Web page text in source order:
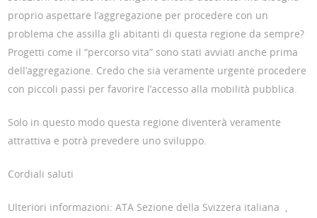
proprio aspettare l’aggregazione per procedere con un
problema che assilla gli abitanti di questa regione da sempre?
Progetti come il “percorso vita” sono stati avviati anche prima
dell’aggregazione. Credo che sia veramente urgente procedere
con piccoli passi per favorire l’accesso alla mobilità pubblica.
Solo in questo modo questa regione diventerà veramente
attrattiva e potrà prevedere uno sviluppo.
Cordiali saluti
Ulteriori informazioni: ATA Sezione della Svizzera italiana ,